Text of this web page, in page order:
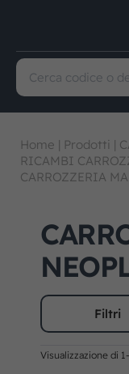
Home | Prodotti |
RICAMBI
CARROZZERIA
Filtri
Visualizzazione di